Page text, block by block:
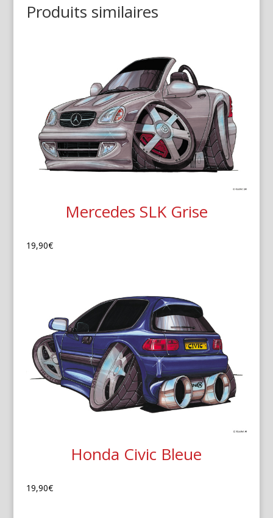
Produits similaires
Mercedes SLK Grise
19,90€
Honda Civic Bleue
19,90€